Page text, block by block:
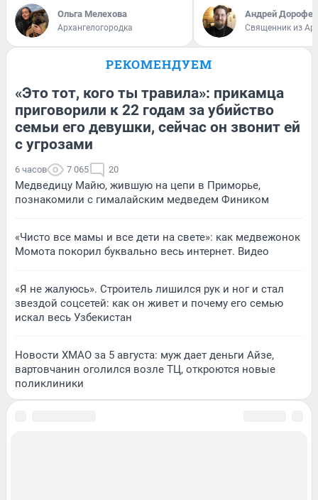
Ольга Мелехова
Архангелогородка
Андрей
Священник из
РЕКОМЕНДУЕМ
«Это тот, кого ты травила»: прикамца
приговорили к 22 годам за убийство
семьи его девушки, сейчас он звонит ей
с угрозами
6 часов 7 065 20
Медведицу Майю, жившую на цепи в Приморье,
познакомили с гималайским медведем Фиником
«Чисто все мамы и все дети на свете»: как медвежонок
Момота покорил буквально весь интернет. Видео
«Я не жалуюсь». Строитель лишился рук и ног и стал
звездой соцсетей: как он живет и почему его семью
искал весь Узбекистан
Новости ХМАО за 5 августа: муж дает деньги Айзе,
вартовчанин оголился возле ТЦ, откроются новые
поликлиники